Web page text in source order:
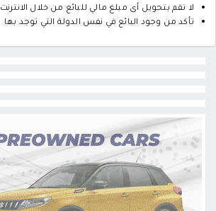
لا تقم بتحويل أى مبلغ مالي للبائع من خلال الانترنت
تأكد من وجود البائع في نفس الدولة التي توجد بها